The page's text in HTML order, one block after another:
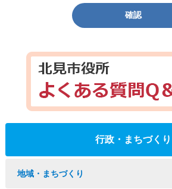
確認
行政・まちづくり
地域・まちづくり